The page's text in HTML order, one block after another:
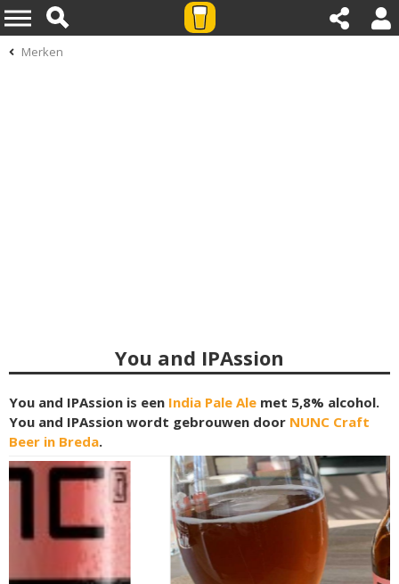
Merken
You and IPAssion
You and IPAssion is een India Pale Ale met 5,8% alcohol.
You and IPAssion wordt gebrouwen door NUNC Craft
Beer in Breda.